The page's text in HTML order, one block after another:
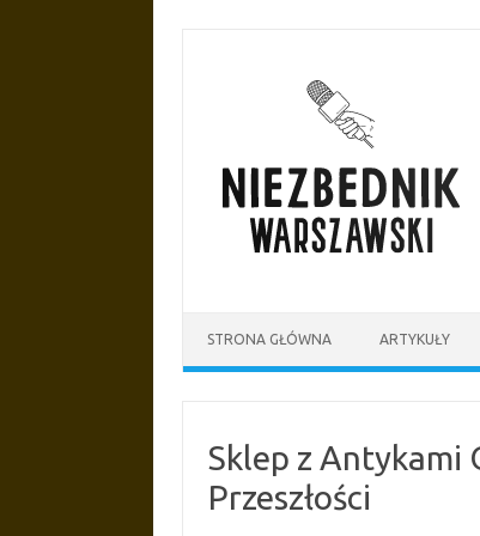
STRONA GŁÓWNA ARTYKUŁY
Sklep z Antykami
Przeszłości